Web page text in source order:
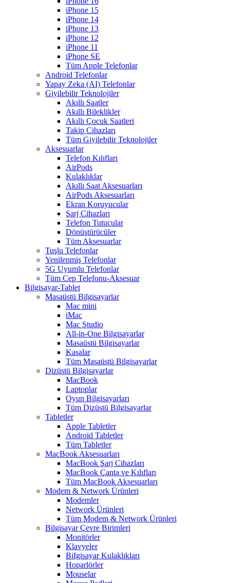
iPhone 15
iPhone 14
iPhone 13
iPhone 12
iPhone 11
iPhone SE
Tüm Apple Telefonlar
Android Telefonlar
Yapay Zeka (AI) Telefonlar
Giyilebilir Teknolojiler
Akıllı Saatler
Akıllı Bileklikler
Akıllı Çocuk Saatleri
Takip Cihazları
Tüm Giyilebilir Teknolojiler
Aksesuarlar
Telefon Kılıfları
AirPods
Kulaklıklar
Akıllı Saat Aksesuarları
AirPods Aksesuarları
Ekran Koruyucular
Şarj Cihazları
Telefon Tutucular
Dönüştürücüler
Tüm Aksesuarlar
Tuşlu Telefonlar
Yenilenmiş Telefonlar
5G Uyumlu Telefonlar
Tüm Cep Telefonu-Aksesuar
Bilgisayar-Tablet
Masaüstü Bilgisayarlar
Mac mini
iMac
Mac Studio
All-in-One Bilgisayarlar
Masaüstü Bilgisayarlar
Kasalar
Tüm Masaüstü Bilgisayarlar
Dizüstü Bilgisayarlar
MacBook
Laptoplar
Oyun Bilgisayarları
Tüm Dizüstü Bilgisayarlar
Tabletler
Apple Tabletler
Android Tabletler
Tüm Tabletler
MacBook Aksesuarları
MacBook Şarj Cihazları
MacBook Çanta ve Kılıfları
Tüm MacBook Aksesuarları
Modem & Network Ürünleri
Modemler
Network Ürünleri
Tüm Modem & Network Ürünleri
Bilgisayar Çevre Birimleri
Monitörler
Klavyeler
BiIgisayar Kulaklıkları
Hoparlörler
Mouselar